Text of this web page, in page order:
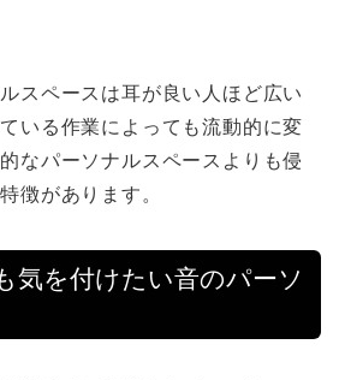
スペースは耳が良い人ほど広い
いる作業によっても流動的に変
なパーソナルスペースよりも侵
徴があります。
気を付けたい音のパーソ